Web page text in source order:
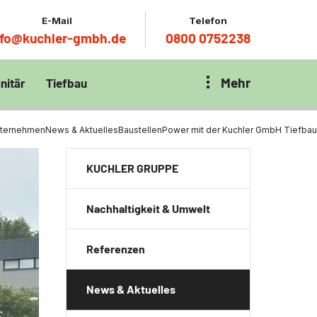
E-Mail
gmbh.de
Telefon
0800 0752238
Klärbecken
per
mit
Zentrum München
Tiefbau Mehr
News & AktuellesBaustellenPower mit der Kuchler GmbH Tiefbau
KUCHLER GRUPPE
Nachhaltigkeit & Umwelt
Referenzen
News & Aktuelles